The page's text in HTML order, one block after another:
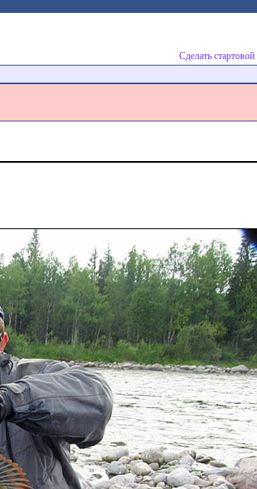
Сделать стартовой